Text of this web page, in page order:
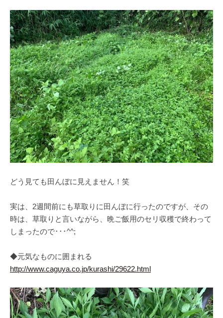
どう見ても田んぼに見えません！笑
実は、2週間前にも草取りに田んぼに行ったのですが、その
時は、草取りと言いながら、晩ご飯用のセリ収穫で終わって
しまったので･･･^^;
◆元気なものに囲まれる
http://www.caguya.co.jp/kurashi/29622.html